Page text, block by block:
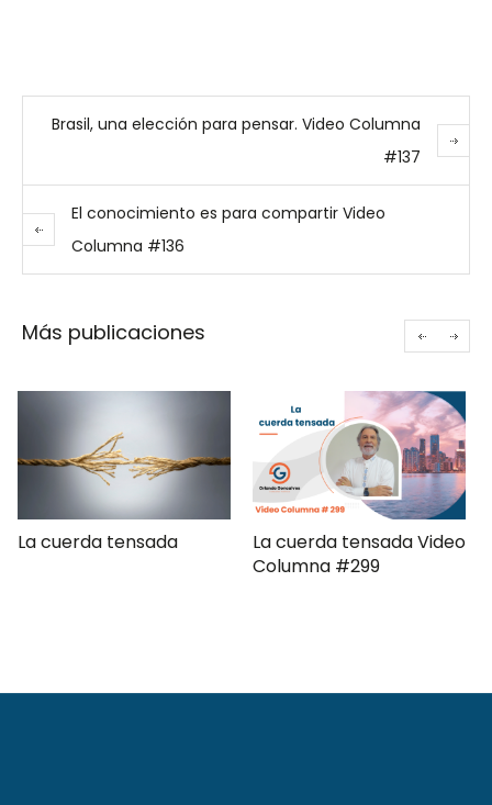
Brasil, una elección para pensar. Video Columna
#137
El conocimiento es para compartir Video
Columna #136
Más publicaciones
La cuerda tensada Video
Gerencia de campaña
moderna Clave ComPol